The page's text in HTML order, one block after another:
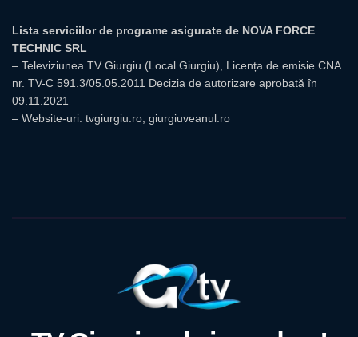
Lista serviciilor de programe asigurate de NOVA FORCE
TECHNIC SRL
– Televiziunea TV Giurgiu (Local Giurgiu), Licența de emisie CNA
nr. TV-C 591.3/05.05.2011 Decizia de autorizare aprobată în
09.11.2021
– Website-uri: tvgiurgiu.ro, giurgiuveanul.ro